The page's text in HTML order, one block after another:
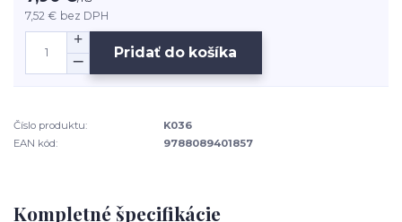
7,52 € bez DPH
Pridať do košíka
Číslo produktu:
K036
EAN kód:
9788089401857
Kompletné špecifikácie